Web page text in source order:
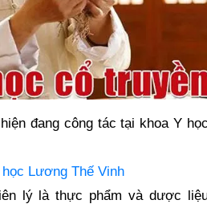
đang công tác tại khoa Y
Lương Thế Vinh
lý là thực phẩm và dược